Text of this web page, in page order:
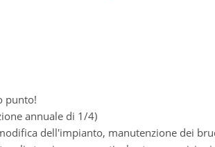
punto!
annuale di 1/4)
dell'impianto, manutenzione dei